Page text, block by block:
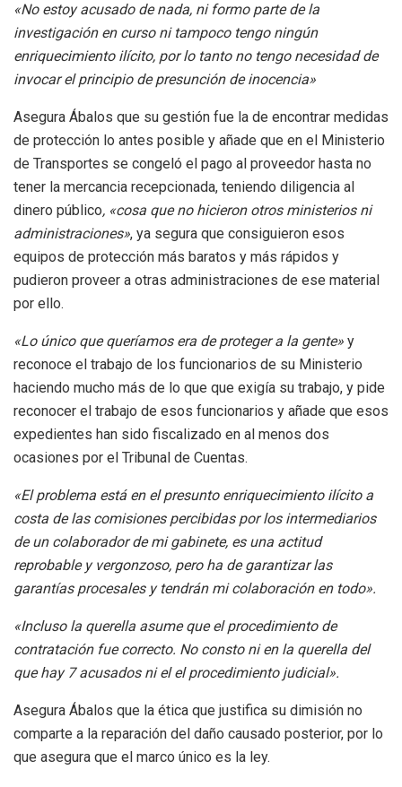
«No estoy acusado de nada, ni formo parte de la
investigación en curso ni tampoco tengo ningún
enriquecimiento ilícito, por lo tanto no tengo necesidad de
invocar el principio de presunción de inocencia»
Asegura Ábalos que su gestión fue la de encontrar medidas
de protección lo antes posible y añade que en el Ministerio
de Transportes se congeló el pago al proveedor hasta no
tener la mercancia recepcionada, teniendo diligencia al
dinero público, «cosa que no hicieron otros ministerios ni
administraciones», ya segura que consiguieron esos
equipos de protección más baratos y más rápidos y
pudieron proveer a otras administraciones de ese material
por ello.
«Lo único que queríamos era de proteger a la gente» y
reconoce el trabajo de los funcionarios de su Ministerio
haciendo mucho más de lo que que exigía su trabajo, y pide
reconocer el trabajo de esos funcionarios y añade que esos
expedientes han sido fiscalizado en al menos dos
ocasiones por el Tribunal de Cuentas.
«El problema está en el presunto enriquecimiento ilícito a
costa de las comisiones percibidas por los intermediarios
de un colaborador de mi gabinete, es una actitud
reprobable y vergonzoso, pero ha de garantizar las
garantías procesales y tendrán mi colaboración en todo».
«Incluso la querella asume que el procedimiento de
contratación fue correcto. No consto ni en la querella del
que hay 7 acusados ni el el procedimiento judicial».
Asegura Ábalos que la ética que justifica su dimisión no
comparte a la reparación del daño causado posterior, por lo
que asegura que el marco único es la ley.